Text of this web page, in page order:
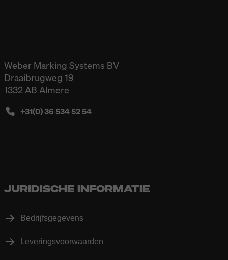
Weber Marking Systems BV
Draaibrugweg 19
1332 AB Almere
+31(0) 36 534 52 54
JURIDISCHE INFORMATIE
Bedrijfsgegevens
Leveringsvoorwaarden